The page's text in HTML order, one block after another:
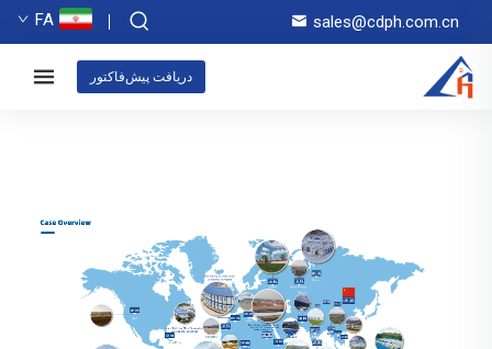
sales@cdph.com.cn
FA
دریافت پیش‌فاکتور